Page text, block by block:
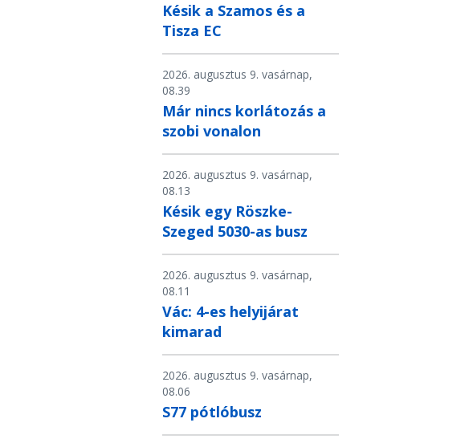
Késik a Szamos és a
Tisza EC
2026. augusztus 9. vasárnap,
08.39
Már nincs korlátozás a
szobi vonalon
2026. augusztus 9. vasárnap,
08.13
Késik egy Röszke-
Szeged 5030-as busz
2026. augusztus 9. vasárnap,
08.11
Vác: 4-es helyijárat
kimarad
2026. augusztus 9. vasárnap,
08.06
S77 pótlóbusz